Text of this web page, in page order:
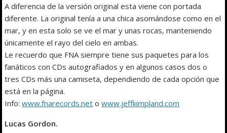
A diferencia de la versión original esta viene con portada
diferente. La original tenía a una chica asomándose como en el
mar, y en esta solo se ve el mar y unas rocas, manteniendo
únicamente el rayo del cielo en ambas.
Le recuerdo que FNA siempre tiene sus paquetes para los
fanáticos con CDs autografiados y en algunos casos dos o
tres CDs más una camiseta, dependiendo de cada opción que
está en la página.
Info:www.fnarecords.net owww.jeffkimpland.com
Lucas Gordon.